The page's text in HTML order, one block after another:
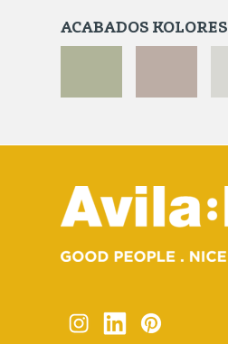
ACABADOS KOLORES